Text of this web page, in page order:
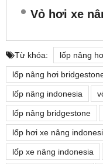
Vỏ hơi xe
Từ khóa: lốp nâng
lốp nâng hơi
lốp nâng indonesia
lốp nâng bridgestone
lốp hơi xe nâng
lốp xe nâng indonesia